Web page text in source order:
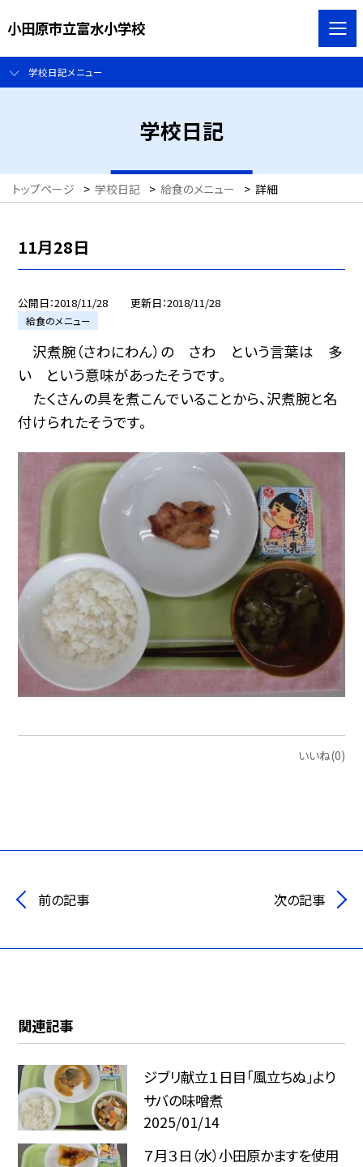
小田原市立富水小学校
学校日記メニュー
学校日記
トップページ > 学校日記 > 給食のメニュー > 詳細
11月28日
公開日 2018/11/28 更新日 2018/11/28
給食のメニュー
沢煮腕（さわにわん）の さわ という言葉は 多
い という意味があったそうです。
たくさんの具を煮こんでいることから、沢煮腕と名
付けられたそうです。
いいね(0)
前の記事 次の記事
関連記事
ジブリ献立１日目「風立ちぬ」より
サバの味噌煮
2025/01/14
７月３日（水）小田原かますを使用